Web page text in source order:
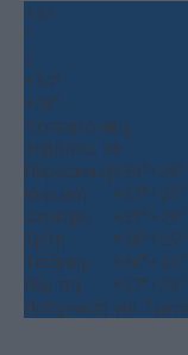
+33
°
C
+34°
+26°
Θεσσαλονίκη
Σάββατο, 08
Παρασκευή+34°+26°
Κυριακή
+37°+27°
Δευτέρα
+35°+26°
Τρίτη
+36°+25°
Τετάρτη
+36°+25°
Πέμπτη
+37°+25°
Πρόγνωση για 7